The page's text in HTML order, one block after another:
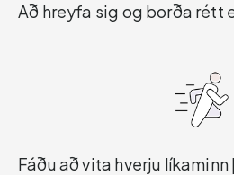
Að hreyfa sig og borða rétt
Fáðu að vita hverju